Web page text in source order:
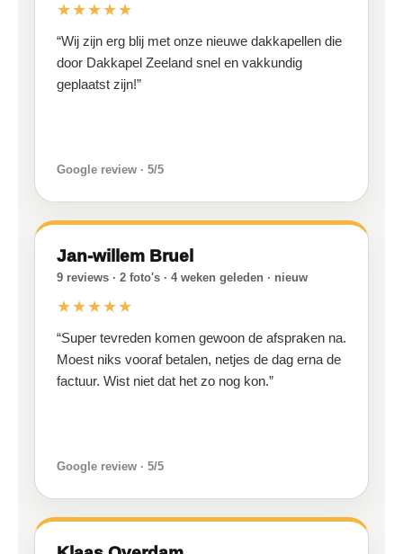
★★★★★
“Wij zijn erg blij met onze nieuwe dakkapellen die
door Dakkapel Zeeland snel en vakkundig
geplaatst zijn!”
Google review · 5/5
Jan-willem Bruel
9 reviews · 2 foto's · 4 weken geleden · nieuw
★★★★★
“Super tevreden komen gewoon de afspraken na.
Moest niks vooraf betalen, netjes de dag erna de
factuur. Wist niet dat het zo nog kon.”
Google review · 5/5